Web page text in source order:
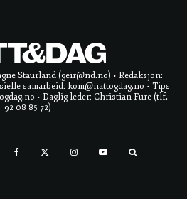
Staurland (geir@nd.no) • Redaksjon:
samarbeid: kom@nattogdag.no • Tips
• Daglig leder: Christian Fure (tlf.
92 08 85 72)